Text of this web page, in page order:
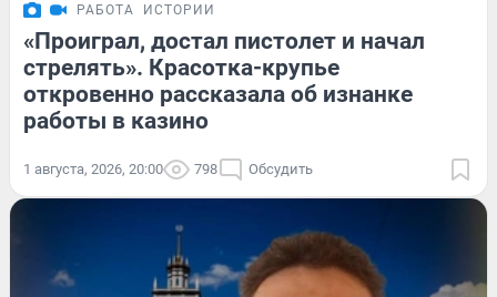
РАБОТА ИСТОРИИ
«Проиграл, достал пистолет и начал
стрелять». Красотка-крупье
откровенно рассказала об изнанке
работы в казино
1 августа, 2026, 20:00 798 Обсудить